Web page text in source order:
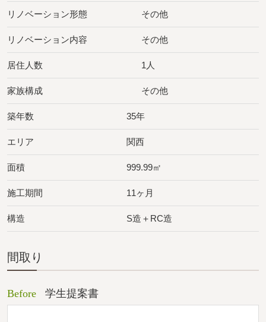
リノベーション形態 その他
リノベーション内容 その他
居住人数 1人
家族構成 その他
築年数 35年
エリア 関西
面積 999.99㎡
施工期間 11ヶ月
構造 S造＋RC造
間取り
Before 学生提案書